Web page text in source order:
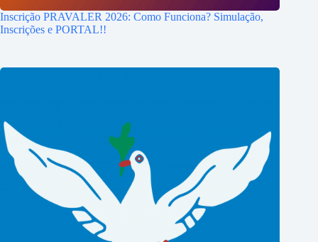
Inscrição PRAVALER 2026: Como Funciona? Simulação,
Inscrições e PORTAL!!